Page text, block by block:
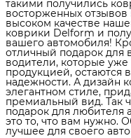
такими получились
восторженных
высоком качестве
коврики Delform и
вашего автомобиля!
отличный подарок для
водители, которые
продукцией, остаются
надежности. А дизайн
элегантном стиле,
премиальный вид. Так
подарок для любителя
это то, что вам нужно.
лучшее для своего